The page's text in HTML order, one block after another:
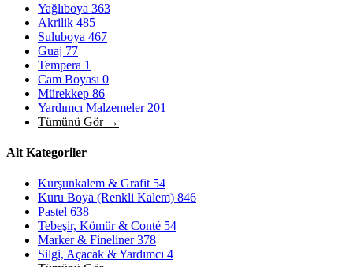
Yağlıboya 363
Akrilik 485
Suluboya 467
Guaj 77
Tempera 1
Cam Boyası 0
Mürekkep 86
Yardımcı Malzemeler 201
Tümünü Gör →
Alt Kategoriler
Kurşunkalem & Grafit 54
Kuru Boya (Renkli Kalem) 846
Pastel 638
Tebeşir, Kömür & Conté 54
Marker & Fineliner378
Silgi, Açacak & Yardımcı 4